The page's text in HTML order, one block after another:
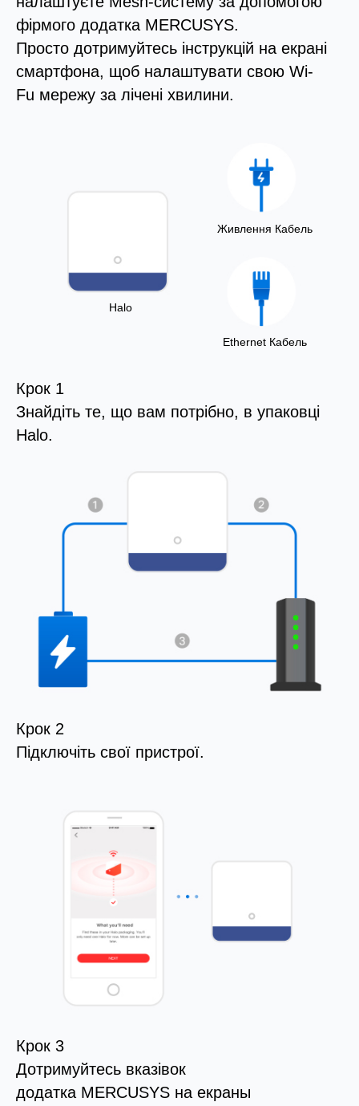
фірмого додатка MERCUSYS.
Просто дотримуйтесь інструкцій на екрані
смартфона, щоб налаштувати свою Wi-
Fu мережу за лічені хвилини.
Halo
Живлення Кабель
Ethernet Кабель
Крок 1
Знайдіть те, що вам потрібно, в упаковці
Halo.
Крок 2
Підключіть свої пристрої.
Крок 3
Дотримуйтесь вказівок
додатка MERCUSYS на екраны